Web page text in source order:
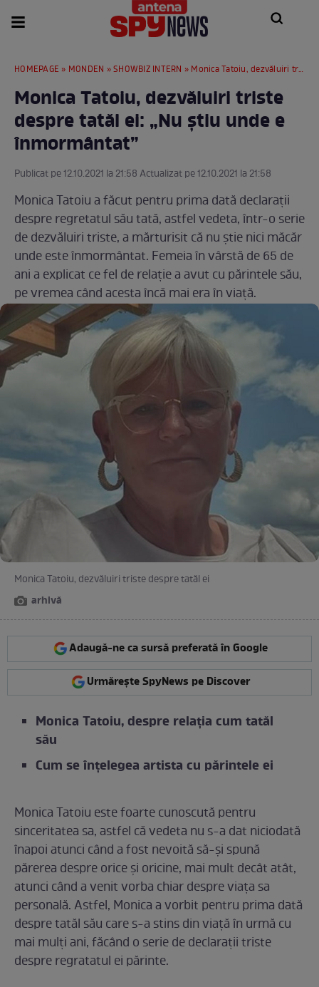
HOMEPAGE » MONDEN »SHOWBIZ INTERN » Monica Tatoiu, dezvăluiri triste despre tatăl ei: „Nu știu unde e înmormântat”
Monica Tatoiu, dezvăluiri triste
despre tatăl ei: „Nu știu unde e
înmormântat”
Publicat pe 12.10.2021 la 21:58 Actualizat pe 12.10.2021 la 21:58
Monica Tatoiu a făcut pentru prima dată declarații
despre regretatul său tată, astfel vedeta, într-o serie
de dezvăluiri triste, a mărturisit că nu știe nici măcăr
unde este înmormântat. Femeia în vârstă de 65 de
ani a explicat ce fel de relație a avut cu părintele său,
pe vremea când acesta încă mai era în viață.
Monica Tatoiu, dezvăluiri triste despre tatăl ei
arhivă
Adaugă-ne ca sursă preferată în Google
Urmărește SpyNews pe Discover
Monica Tatoiu, despre relația cum tatăl
său
Cum se înțelegea artista cu părintele ei
Monica Tatoiu este foarte cunoscută pentru
sinceritatea sa, astfel că vedeta nu s-a dat niciodată
înapoi atunci când a fost nevoită să-și spună
părerea despre orice și oricine, mai mult decât atât,
atunci când a venit vorba chiar despre viața sa
personală. Astfel, Monica a vorbit pentru prima dată
despre tatăl său care s-a stins din viață în urmă cu
mai mulți ani, făcând o serie de declarații triste
despre regratatul ei părinte.